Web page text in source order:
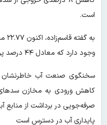
است.
وجود دارد که معادل ۴۴ درصد پرشدگی سدها است.
سخنگوی صنعت آب خاطرنشان
کاهش ورودی به مخازن
صرفه‌جویی در برداشت از منابع
پایداری آب در دسترس است